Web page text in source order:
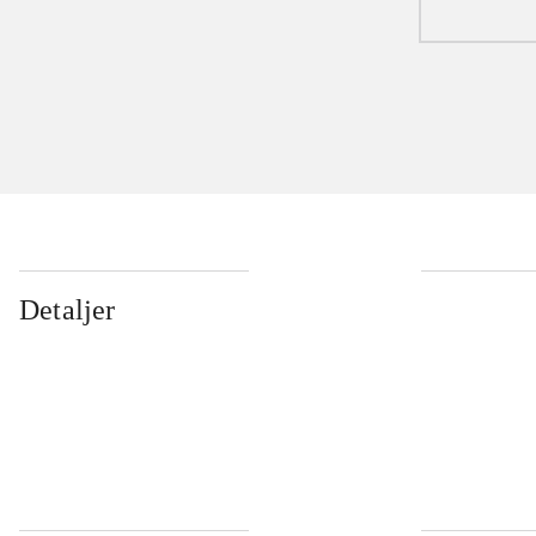
Detaljer